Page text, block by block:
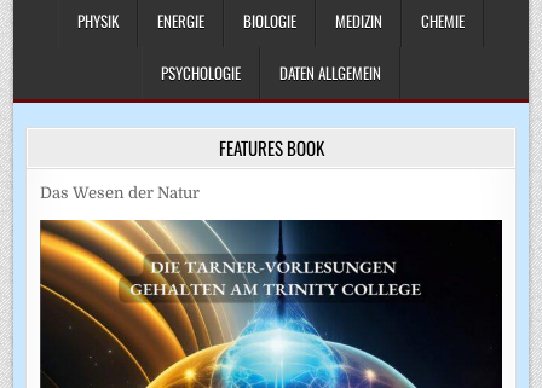
PHYSIK ENERGIE BIOLOGIE MEDIZIN CHEMIE
PSYCHOLOGIE DATEN ALLGEMEIN
FEATURES BOOK
Das Wesen der Natur